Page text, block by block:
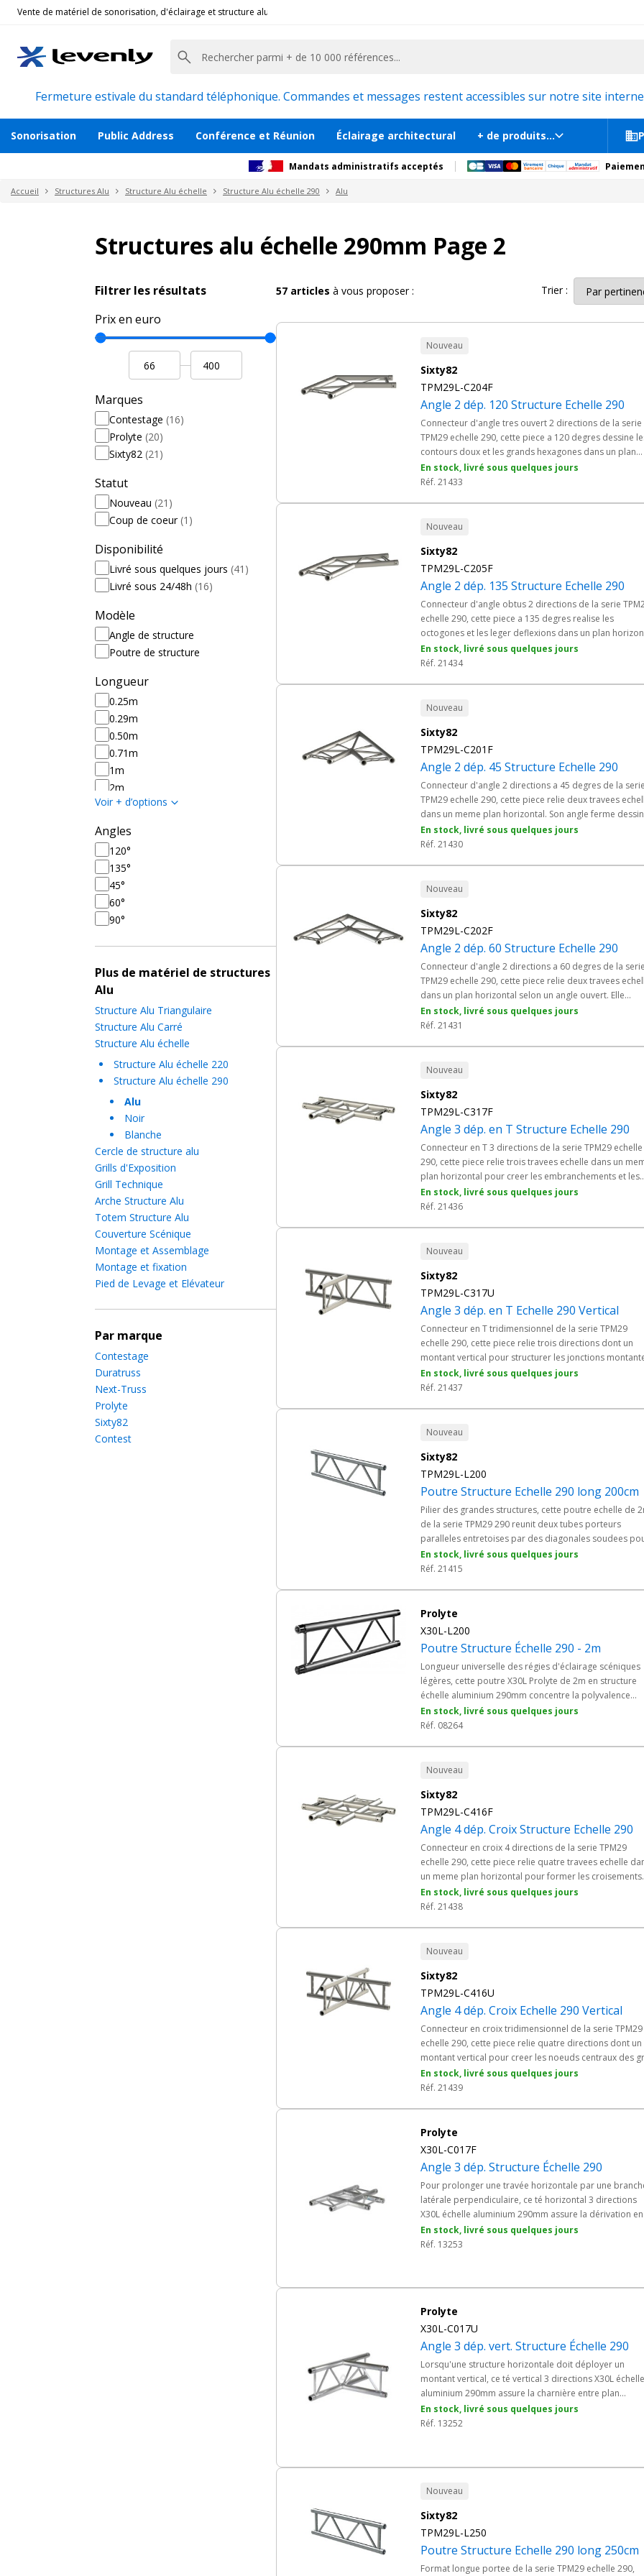
Vente de matériel de sonorisation, d'éclairage et structure alu pour l'évènementiel et la communication, stand exposition, scène, podium et estrade, etc. |
Fermeture estivale du standard téléphonique. Commandes et messages restent accessibles sur notre site
Sonorisation Public Address Conférence et Réunion Éclairage architectural + de produits...
Mandats administratifs acceptés
Accueil Structures Alu Structure Alu échelle Structure Alu échelle 290 Alu
Structures alu échelle 290mm Page 2
Filtrer les résultats
Prix en euro
Marques
Contestage (16)
Prolyte (20)
Sixty82 (21)
Statut
Nouveau (21)
Coup de coeur (1)
Disponibilité
Livré sous quelques jours (41)
Livré sous 24/48h (16)
Modèle
Angle de structure
Poutre de structure
Longueur
0.25m
0.29m
0.50m
0.71m
1m
2m
3m
Voir + d’options
Angles
120°
135°
45°
60°
90°
Plus de matériel de structures
Alu
Structure Alu Triangulaire
Structure Alu Carré
Structure Alu échelle
Structure Alu échelle 220
Structure Alu échelle 290
Alu
Noir
Blanche
Cercle de structure alu
Grills d'Exposition
Grill Technique
Arche Structure Alu
Totem Structure Alu
Couverture Scénique
Montage et Assemblage
Montage et fixation
Pied de Levage et Elévateur
Par marque
Contestage
Duratruss
Next-Truss
Prolyte
Sixty82
Contest
57 articles à vous proposer : Trier :
Nouveau
Sixty82
TPM29L-C204F
Angle 2 dép. 120 Structure Echelle 290
Connecteur d'angle tres ouvert 2 directions de la serie
TPM29 echelle 290, cette piece a 120 degres dessine
contours doux et les grands hexagones dans un plan
horizontal. Elle adoucit les changements de direction sur
les grills techniques sans rupture. En alliage EN AW 6082
prestataires evenementiels et collectivites.
En stock, livré sous quelques jours
Réf. 21433
Nouveau
Sixty82
TPM29L-C205F
Angle 2 dép. 135 Structure Echelle 290
Connecteur d'angle obtus 2 directions de la serie
echelle 290, cette piece a 135 degres realise les
octogones et les leger deflexions dans un plan
Elle accompagne les courbes amples des grills
techniques sans rupture marquee. En alliage EN AW
prestataires evenementiels, collectivites et salles de
En stock, livré sous quelques jours
Réf. 21434
Nouveau
Sixty82
TPM29L-C201F
Angle 2 dép. 45 Structure Echelle 290
Connecteur d'angle 2 directions a 45 degres de la serie
TPM29 echelle 290, cette piece relie deux travees
dans un meme plan horizontal. Son angle ferme
les pans coupes et les retours de grills techniques sans
recourir a une decoupe. Realise en alliage EN AW 6082
prestataires evenementiels, collectivites et salles de
En stock, livré sous quelques jours
Réf. 21430
Nouveau
Sixty82
TPM29L-C202F
Angle 2 dép. 60 Structure Echelle 290
Connecteur d'angle 2 directions a 60 degres de la serie
TPM29 echelle 290, cette piece relie deux travees
dans un plan horizontal selon un angle ouvert. Elle
dessine les hexagones et les retours obliques des grills
techniques sans decoupe. En alliage EN AW 6082 T6 et
prestataires evenementiels, collectivites et salles de
En stock, livré sous quelques jours
Réf. 21431
Nouveau
Sixty82
TPM29L-C317F
Angle 3 dép. en T Structure Echelle 290
Connecteur en T 3 directions de la serie TPM29 echelle
290, cette piece relie trois travees echelle dans un
plan horizontal pour creer les embranchements et les
croisements en T des grills techniques. Elle ajoute une
derivation sans rompre la ligne principale. En alliage EN
290 des prestataires evenementiels, collectivites et
En stock, livré sous quelques jours
Réf. 21436
Nouveau
Sixty82
TPM29L-C317U
Angle 3 dép. en T Echelle 290 Vertical
Connecteur en T tridimensionnel de la serie TPM29
echelle 290, cette piece relie trois directions dont un
montant vertical pour structurer les jonctions
des grills. Sa configuration verticale derive une branche
vers le haut sans interrompre la travee horizontale. En
echelle 290 des prestataires evenementiels et
En stock, livré sous quelques jours
Réf. 21437
Nouveau
Sixty82
TPM29L-L200
Poutre Structure Echelle 290 long 200cm
Pilier des grandes structures, cette poutre echelle de
de la serie TPM29 290 reunit deux tubes porteurs
paralleles entretoises par des diagonales soudees
une portee importante. Ce format long couvre
rapidement de grandes travees et limite le nombre de
Modele M, elle se monte sans outil et se combine a
l'ensemble des elements Structure Alu echelle 290
destines aux prestataires, collectivites et lieux culturels.
En stock, livré sous quelques jours
Réf. 21415
Prolyte
X30L-L200
Poutre Structure Échelle 290 - 2m
Longueur universelle des régies d'éclairage scéniques
légères, cette poutre X30L Prolyte de 2m en structure
échelle aluminium 290mm concentre la polyvalence
idéale entre portée utile et maniabilité. Profil plat à deux
montants, connexion CCS6, alliage 6082 T6 compatible
discrets.
En stock, livré sous quelques jours
Réf. 08264
Nouveau
Sixty82
TPM29L-C416F
Angle 4 dép. Croix Structure Echelle 290
Connecteur en croix 4 directions de la serie TPM29
echelle 290, cette piece relie quatre travees echelle
un meme plan horizontal pour former les croisements
centraux des grills maillés. Elle repartit les charges aux
intersections des grands ponts techniques. En alliage EN
290 des prestataires evenementiels, collectivites et
En stock, livré sous quelques jours
Réf. 21438
Nouveau
Sixty82
TPM29L-C416U
Angle 4 dép. Croix Echelle 290 Vertical
Connecteur en croix tridimensionnel de la serie TPM29
echelle 290, cette piece relie quatre directions dont un
montant vertical pour creer les noeuds centraux des
a plusieurs niveaux. Sa configuration verticale ajoute une
descente ou une montee au croisement principal. En
echelle 290 des prestataires evenementiels et
collectivites.
En stock, livré sous quelques jours
Réf. 21439
Prolyte
X30L-C017F
Angle 3 dép. Structure Échelle 290
Pour prolonger une travée horizontale par une
latérale perpendiculaire, ce té horizontal 3 directions
X30L échelle aluminium 290mm assure la dérivation
ou en T. Le profil échelle 290mm allège sensiblement la
structure comparé aux séries carrées équivalentes et se
garantissent un montage rapide et sécurisé.
En stock, livré sous quelques jours
Réf. 13253
Prolyte
X30L-C017U
Angle 3 dép. vert. Structure Échelle 290
Lorsqu'une structure horizontale doit déployer un
montant vertical, ce té vertical 3 directions X30L échelle
aluminium 290mm assure la charnière entre plan
horizontal et pilier vertical. Profil échelle léger, il
la discrétion visuelle propre à la série tout en offrant
de sonorisation et d'éclairage.
En stock, livré sous quelques jours
Réf. 13252
Nouveau
Sixty82
TPM29L-L250
Poutre Structure Echelle 290 long 250cm
Format longue portee de la serie TPM29 echelle 290,